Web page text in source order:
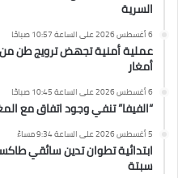
السرية
6 أغسطس 2026 على الساعة 10:57 صباحًا
عملية أمنية تجهض ترويج طن من
أمغار
6 أغسطس 2026 على الساعة 10:45 صباحًا
“الفيفا” تنفي وجود اتفاق مع
5 أغسطس 2026 على الساعة 9:34 مساءً
ابتدائية تطوان تدين سائقي
سبتة